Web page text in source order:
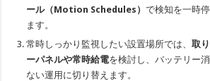
ール（Motion Schedules）で検知を一時
ます。
常時しっかり監視したい設置場所では、取
ーパネルや常時給電を検討し、バッテリー
ない運用に切り替えます。